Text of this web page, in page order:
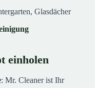
Glasdächer
einholen
: Mr. Cleaner ist Ihr